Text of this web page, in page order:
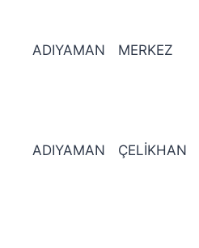
ADIYAMAN MERKEZ
ADIYAMAN ÇELİKHAN